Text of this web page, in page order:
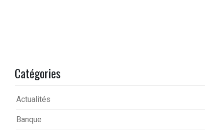
Catégories
Actualités
Banque